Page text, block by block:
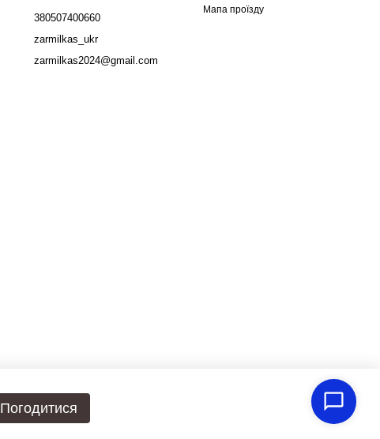
380507400660
zarmilkas_ukr
zarmilkas2024@gmail.com
Мапа проїзду
Погодитися